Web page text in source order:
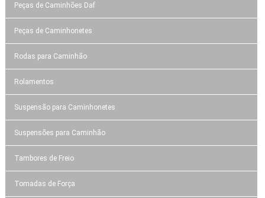
Peças de Caminhões Daf
Peças de Caminhonetes
Rodas para Caminhão
Rolamentos
Suspensão para Caminhonetes
Suspensões para Caminhão
Tambores de Freio
Tomadas de Força